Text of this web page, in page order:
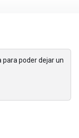
para poder dejar un